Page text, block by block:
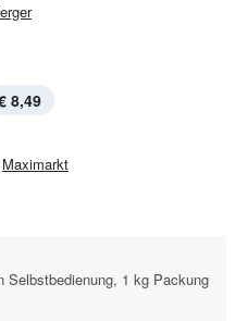
8,49
Maximarkt
Selbstbedienung, 1 kg Packung